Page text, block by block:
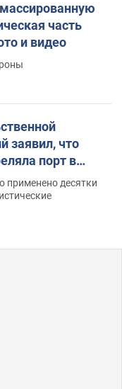
часть
и видео
заявил, что
порт в
применено десятки